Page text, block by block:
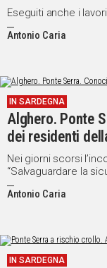
MONDO
SPORT
STORIE
VIDEO
WHATSAPP
Eseguiti anche i
Antonio Caria
IN SARDEGNA
Alghero. Ponte
dei residenti
Nei giorni scorsi
“Salvaguardare la
Antonio Caria
IN SARDEGNA